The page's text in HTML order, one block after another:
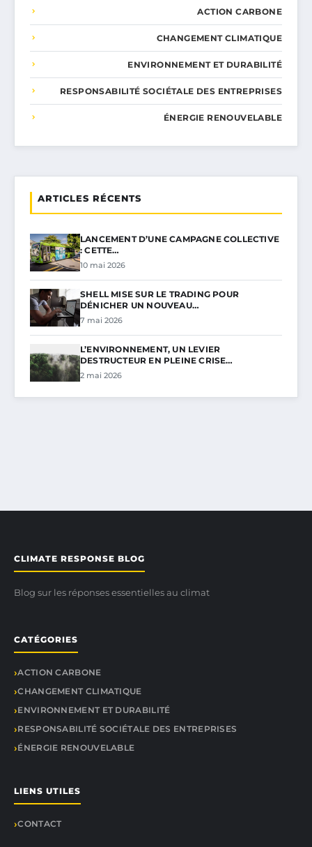
ACTION CARBONE
CHANGEMENT CLIMATIQUE
ENVIRONNEMENT ET DURABILITÉ
RESPONSABILITÉ SOCIÉTALE DES ENTREPRISES
ÉNERGIE RENOUVELABLE
ARTICLES RÉCENTS
LANCEMENT D’UNE CAMPAGNE COLLECTIVE
: CETTE…
10 mai 2026
SHELL MISE SUR LE TRADING POUR
DÉNICHER UN NOUVEAU…
7 mai 2026
L’ENVIRONNEMENT, UN LEVIER
DESTRUCTEUR EN PLEINE CRISE…
2 mai 2026
CLIMATE RESPONSE BLOG
Blog sur les réponses essentielles au climat
CATÉGORIES
ACTION CARBONE
CHANGEMENT CLIMATIQUE
ENVIRONNEMENT ET DURABILITÉ
RESPONSABILITÉ SOCIÉTALE DES ENTREPRISES
ÉNERGIE RENOUVELABLE
LIENS UTILES
CONTACT